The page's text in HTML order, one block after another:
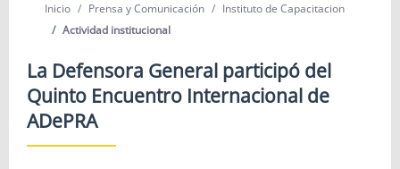
Inicio Prensa y Comunicación
Instituto de Capacitacion
Actividad institucional
La Defensora General participó del
Quinto Encuentro Internacional de
ADePRA